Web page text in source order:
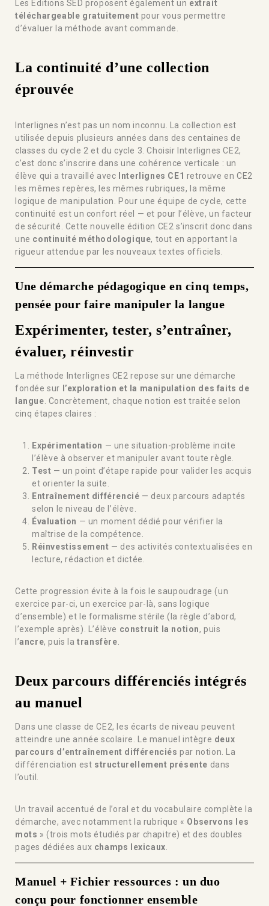
Les Éditions SED proposent également un extrait
téléchargeable gratuitement pour vous permettre
d’évaluer la méthode avant commande.
La continuité d’une collection
éprouvée
Interlignes n’est pas un nom inconnu. La collection est
utilisée depuis plusieurs années dans des centaines de
classes du cycle 2 et du cycle 3. Choisir Interlignes CE2,
c’est donc s’inscrire dans une cohérence verticale : un
élève qui a travaillé avec
Interlignes CE1 retrouve en CE2
les mêmes repères, les mêmes rubriques, la même
logique de manipulation. Pour une équipe de cycle, cette
continuité est un confort réel — et pour l’élève, un facteur
de sécurité. Cette nouvelle édition CE2 s’inscrit donc dans
une continuité méthodologique, tout en apportant la
rigueur attendue par les nouveaux textes officiels.
Une démarche pédagogique en cinq temps,
pensée pour faire manipuler la langue
Expérimenter, tester, s’entraîner,
évaluer, réinvestir
La méthode Interlignes CE2 repose sur une démarche
fondée sur l’exploration et la manipulation des faits de
langue . Concrètement, chaque notion est traitée selon
cinq étapes claires :
Expérimentation — une situation-problème incite
l’élève à observer et manipuler avant toute règle.
Test — un point d’étape rapide pour valider les acquis
et orienter la suite.
Entraînement différencié — deux parcours adaptés
selon le niveau de l’élève.
Évaluation — un moment dédié pour vérifier la
maîtrise de la compétence.
Réinvestissement — des activités contextualisées en
lecture, rédaction et dictée.
Cette progression évite à la fois le saupoudrage (un
exercice par-ci, un exercice par-là, sans logique
d’ensemble) et le formalisme stérile (la règle d’abord,
l’exemple après). L’élève construit la notion, puis
l’ancre, puis latransfère
Deux parcours différenciés intégrés
au manuel
Dans une classe de CE2, les écarts de niveau peuvent
atteindre une année scolaire. Le manuel intègre deux
parcours d’entraînement différenciés par notion. La
différenciation est structurellement présente dans
l’outil.
Un travail accentué de l’oral et du vocabulaire complète la
démarche, avec notamment la rubrique « Observons les
mots » (trois mots étudiés par chapitre) et des doubles
pages dédiées aux champs lexicaux
Manuel + Fichier ressources : un duo
conçu pour fonctionner ensemble